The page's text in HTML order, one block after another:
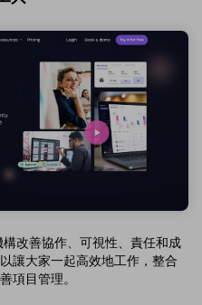
改善協作、可視性、責任和成
讓大家一起高效地工作，整合
項目管理。